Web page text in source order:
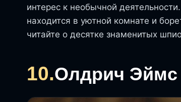
интерес к необычной
находится в уютной комнате и
читайте о десятке знаменитых
10.Олдрич Эймс